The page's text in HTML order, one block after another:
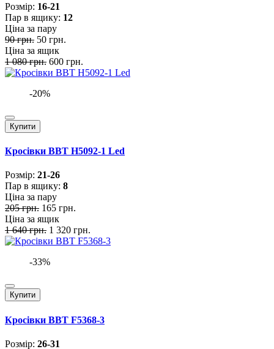
Розмiр: 16-21
Пар в ящику: 12
Ціна за пару
90 грн. 50 грн.
Ціна за ящик
1 080 грн. 600 грн.
-20%
Купити
Кросівки BBT H5092-1 Led
Розмiр: 21-26
Пар в ящику: 8
Ціна за пару
205 грн. 165 грн.
Ціна за ящик
1 640 грн. 1 320 грн.
-33%
Купити
Кросівки BBT F5368-3
Розмiр: 26-31